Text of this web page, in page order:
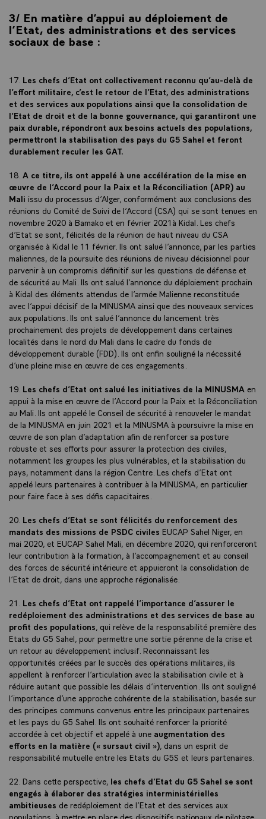
3/ En matière d’appui au déploiement de
l’Etat, des administrations et des services
sociaux de base :
17. Les chefs d’Etat ont collectivement reconnu qu’au-delà de
l’effort militaire, c’est le retour de l’Etat, des administrations
et des services aux populations ainsi que la consolidation de
l’Etat de droit et de la bonne gouvernance, qui garantiront une
paix durable, répondront aux besoins actuels des populations,
permettront la stabilisation des pays du G5 Sahel et feront
durablement reculer les GAT.
18. A ce titre, ils ont appelé à une accélération de la mise en
œuvre de l’Accord pour la Paix et la Réconciliation (APR) au
Mali issu du processus d’Alger, conformément aux conclusions des
réunions du Comité de Suivi de l’Accord (CSA) qui se sont tenues en
novembre 2020 à Bamako et en février 2021à Kidal. Les chefs
d’Etat se sont, félicités de la réunion de haut niveau du CSA
organisée à Kidal le 11 février. Ils ont salué l’annonce, par les parties
maliennes, de la poursuite des réunions de niveau décisionnel pour
parvenir à un compromis définitif sur les questions de défense et
de sécurité au Mali. Ils ont salué l’annonce du déploiement prochain
à Kidal des éléments attendus de l’armée Malienne reconstituée
avec l’appui décisif de la MINUSMA ainsi que des nouveaux services
aux populations. Ils ont salué l’annonce du lancement très
prochainement des projets de développement dans certaines
localités dans le nord du Mali dans le cadre du fonds de
développement durable (FDD). Ils ont enfin souligné la nécessité
d’une pleine mise en œuvre de ces engagements.
19. Les chefs d’Etat ont salué les initiatives de la MINUSMA en
appui à la mise en œuvre de l’Accord pour la Paix et la Réconciliation
au Mali. Ils ont appelé le Conseil de sécurité à renouveler le mandat
de la MINUSMA en juin 2021 et la MINUSMA à poursuivre la mise en
œuvre de son plan d’adaptation afin de renforcer sa posture
robuste et ses efforts pour assurer la protection des civiles,
notamment les groupes les plus vulnérables, et la stabilisation du
pays, notamment dans la région Centre. Les chefs d’Etat ont
appelé leurs partenaires à contribuer à la MINUSMA, en particulier
pour faire face à ses défis capacitaires.
20. Les chefs d’Etat se sont félicités du renforcement des
mandats des missions de PSDC civiles EUCAP Sahel Niger, en
mai 2020, et EUCAP Sahel Mali, en décembre 2020, qui renforceront
leur contribution à la formation, à l’accompagnement et au conseil
des forces de sécurité intérieure et appuieront la consolidation de
l’Etat de droit, dans une approche régionalisée.
21. Les chefs d’Etat ont rappelé l’importance d’assurer le
redéploiement des administrations et des services de base au
profit des populations, qui relève de la responsabilité première des
Etats du G5 Sahel, pour permettre une sortie pérenne de la crise et
un retour au développement inclusif. Reconnaissant les
opportunités créées par le succès des opérations militaires, ils
appellent à renforcer l’articulation avec la stabilisation civile et à
réduire autant que possible les délais d’intervention. Ils ont souligné
l’importance d’une approche cohérente de la stabilisation, basée sur
des principes communs convenus entre les principaux partenaires
et les pays du G5 Sahel. Ils ont souhaité renforcer la priorité
accordée à cet objectif et appelé à une augmentation des
efforts en la matière (« sursaut civil »), dans un esprit de
responsabilité mutuelle entre les Etats du G5S et leurs partenaires.
22. Dans cette perspective, les chefs d’Etat du G5 Sahel se sont
engagés à élaborer des stratégies interministérielles
ambitieuses de redéploiement de l’Etat et des services aux
populations, à mettre en place des dispositifs nationaux de pilotage